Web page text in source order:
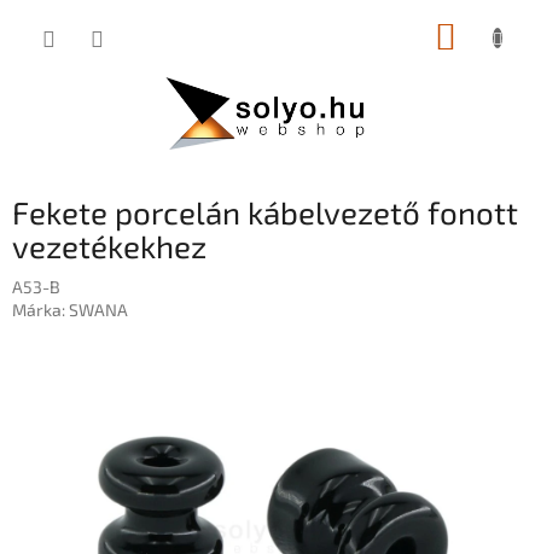
KOSÁR
Fekete porcelán kábelvezető fonott
vezetékekhez
A53-B
Márka:SWANA